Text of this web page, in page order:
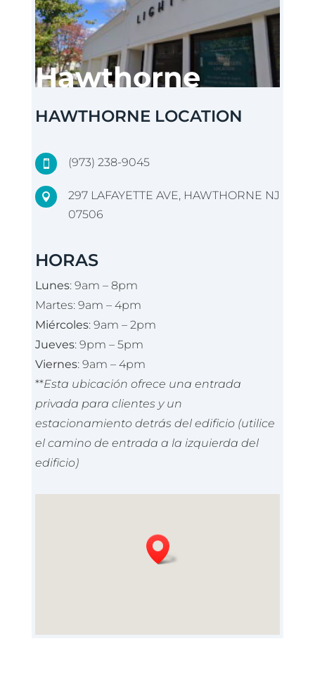
Hawthorne
HAWTHORNE LOCATION
 (973) 238-9045

297 LAFAYETTE AVE, HAWTHORNE NJ
07506
HORAS
Lunes: 9am – 8pm
Martes: 9am – 4pm
Miércoles: 9am – 2pm
Jueves: 9pm – 5pm
Viernes: 9am – 4pm
**Esta ubicación ofrece una entrada
privada para clientes y un
estacionamiento detrás del edificio (utilice
el camino de entrada a la izquierda del
edificio)